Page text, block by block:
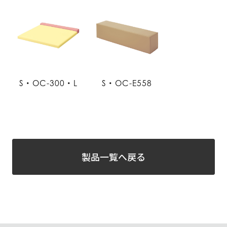
S・OC-300・L S・OC-E558
製品一覧へ戻る